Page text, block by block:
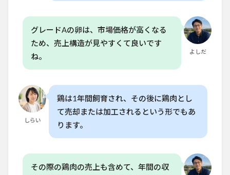
売価
格は
どの
くら
いで
す
か？
6.5
Q. 移
動式
の環
響は
よう
よしだ
グレードAの卵は、市場価格が高くなる
ため、売上構造が見やすくて良いです
ね。
しらい
鶏は1年間飼育され、その後に鶏肉とし
て売却または加工されるという形でもあ
ります。
その際の鶏肉の売上も含めて、年間の収